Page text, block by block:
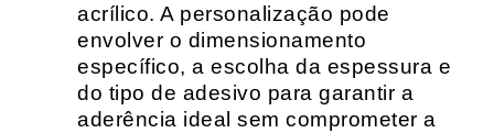
acrílico. A personalização pode
envolver o dimensionamento
específico, a escolha da espessura e
do tipo de adesivo para garantir a
aderência ideal sem comprometer a